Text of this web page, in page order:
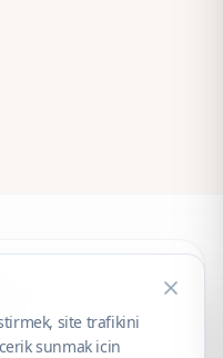
saklıdır.
site trafikini
sunmak icin